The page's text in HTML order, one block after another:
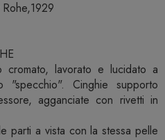
cromato, lavorato e lucidato a
Cinghie supporto
agganciate con rivetti in
parti a vista con la stessa pelle